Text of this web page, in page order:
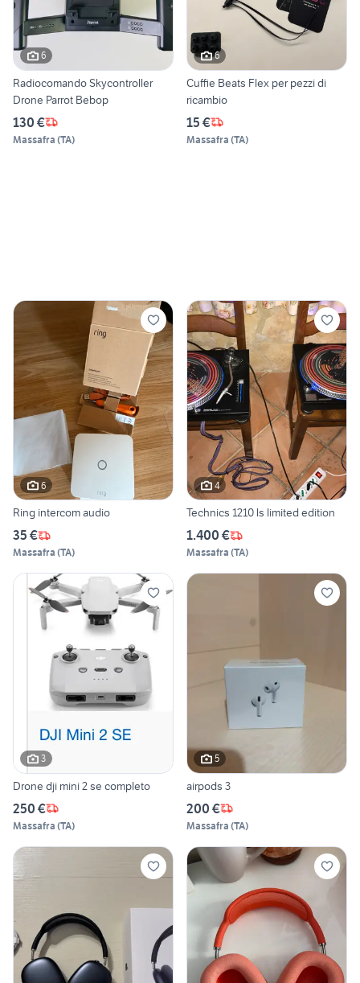
6
Radiocomando Skycontroller
Drone Parrot Bebop
130 €
Massafra (TA)
6
Cuffie Beats Flex per pezzi di
ricambio
15 €
Massafra (TA)
6
Ring intercom audio
35 €
Massafra (TA)
4
Technics 1210 ls limited edition
1.400 €
Massafra (TA)
3
Drone dji mini 2 se completo
250 €
Massafra (TA)
5
airpods 3
200 €
Massafra (TA)